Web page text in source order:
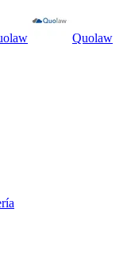
Quolaw